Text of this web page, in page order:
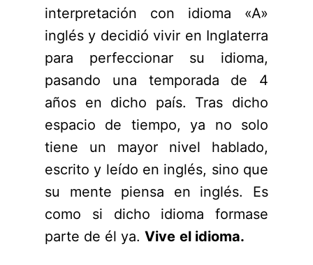
interpretación con idioma «A»
inglés y decidió vivir en Inglaterra
para perfeccionar su idioma,
pasando una temporada de 4
años en dicho país. Tras dicho
espacio de tiempo, ya no solo
tiene un mayor nivel hablado,
escrito y leído en inglés, sino que
su mente piensa en inglés. Es
como si dicho idioma formase
parte de él ya. Vive el idioma.